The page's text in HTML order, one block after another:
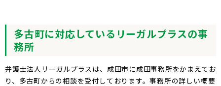
多古町に対応しているリーガルプラスの事
務所
弁護士法人リーガルプラスは、成田市に成田事務所をかまえてお
り、多古町からの相談を受付しております。事務所の詳しい概要